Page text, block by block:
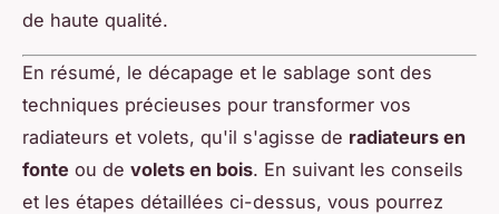
de haute qualité.
En résumé, le décapage et le sablage sont des
techniques précieuses pour transformer vos
radiateurs et volets, qu'il s'agisse de radiateurs en
fonte ou de volets en bois. En suivant les conseils
et les étapes détaillées ci-dessus, vous pourrez